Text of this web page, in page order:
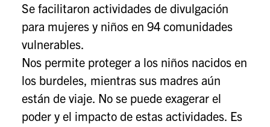
Se facilitaron actividades de divulgación
para mujeres y niños en 94 comunidades
vulnerables.
Nos permite proteger a los niños nacidos en
los burdeles, mientras sus madres aún
están de viaje. No se puede exagerar el
poder y el impacto de estas actividades. Es